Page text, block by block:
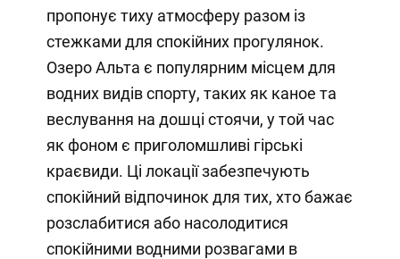
пропонує тиху атмосферу разом із
стежками для спокійних прогулянок.
Озеро Альта є популярним місцем для
водних видів спорту, таких як каное та
веслування на дошці стоячи, у той час
як фоном є приголомшливі гірські
краєвиди. Ці локації забезпечують
спокійний відпочинок для тих, хто бажає
розслабитися або насолодитися
спокійними водними розвагами в